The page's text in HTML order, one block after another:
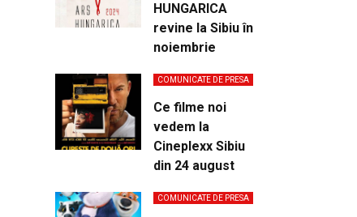
HUNGARICA
revine la Sibiu în
noiembrie
COMUNICATE DE PRESA
Ce filme noi
vedem la
Cineplexx Sibiu
din 24 august
COMUNICATE DE PRESA